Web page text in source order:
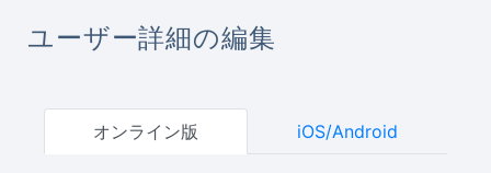
ユーザー詳細の編集
オンライン版 iOS/Android